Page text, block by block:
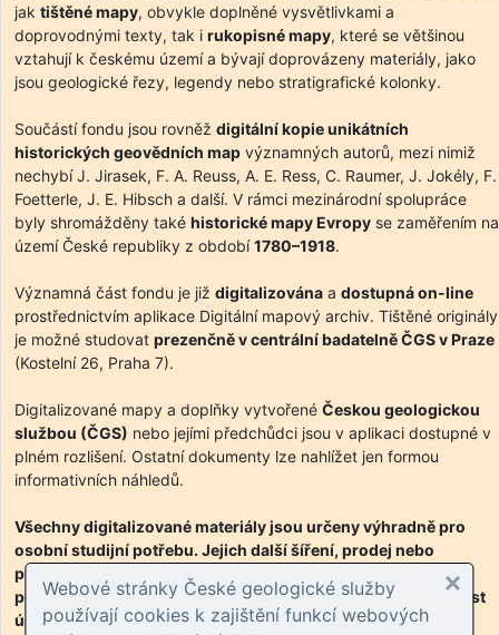
jak tištěné mapy, obvykle doplněné vysvětlivkami a
doprovodnými texty, tak i rukopisné mapy, které se většinou
vztahují k českému území a bývají doprovázeny materiály, jako
jsou geologické řezy, legendy nebo stratigrafické kolonky.
Součástí fondu jsou rovněž digitální kopie unikátních
historických geovědních map významných autorů, mezi nimiž
nechybí J. Jirasek, F. A. Reuss, A. E. Ress, C. Raumer, J. Jokély, F.
Foetterle, J. E. Hibsch a další. V rámci mezinárodní spolupráce
byly shromážděny také historické mapy Evropy se zaměřením na
území České republiky z období1780–1918.
Významná část fondu je již digitalizována a dostupná on-line
prostřednictvím aplikace Digitální mapový archiv. Tištěné originály
je možné studovat prezenčně v centrální badatelně ČGS v Praze
(Kostelní 26, Praha 7).
Digitalizované mapy a doplňky vytvořené Českou geologickou
službou (ČGS) nebo jejími předchůdci jsou v aplikaci dostupné v
plném rozlišení. Ostatní dokumenty lze nahlížet jen formou
informativních náhledů.
Všechny digitalizované materiály jsou určeny výhradně pro
osobní studijní potřebu. Jejich další šíření, prodej nebo
publikování bez souhlasu ČGS je v rozporu s právními
předpisy. Při zveřejnění informací z dokumentů je nutné uvést
úplnou citaci díla včetně archivní signatury.
Webové stránky České geologické služby
používají cookies k zajištění funkcí webových